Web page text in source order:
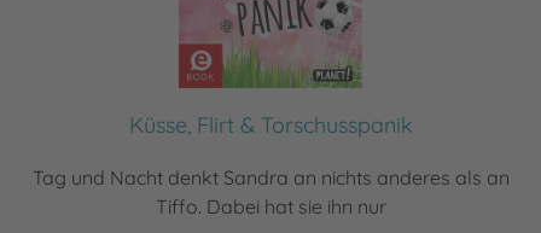
Küsse, Flirt & Torschusspanik
Tag und Nacht denkt Sandra an nichts anderes als an
Tiffo. Dabei hat sie ihn nur